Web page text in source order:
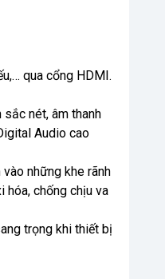
qua cổng HDMI.
nét, âm thanh
Audio cao
những khe rãnh
hóa, chống chịu va
trọng khi thiết bị